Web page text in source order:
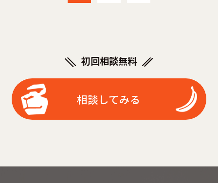
初回相談無料
相談してみる